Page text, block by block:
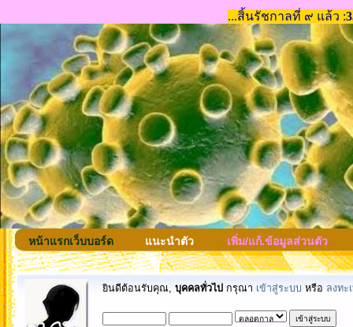
หน้าแรกเว็บบอร์ด แนะนำตัว เพิ่ม/แก้.ข้อมูลส่วนตัว
ยินดีต้อนรับคุณ, บุคคลทั่วไป กรุณา เข้าสู่ระบบ หรือ ลงทะ